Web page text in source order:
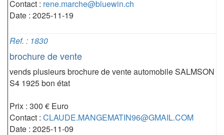
Contact : rene.marche@bluewin.ch
Date : 2025-11-19
Ref. : 1830
brochure de vente
vends plusieurs brochure de vente automobile SALMSON
S4 1925 bon état
Prix : 300 € Euro
Contact : CLAUDE.MANGEMATIN96@GMAIL.COM
Date : 2025-11-09